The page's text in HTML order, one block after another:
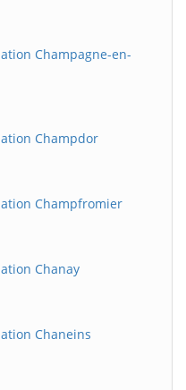
Champagne-en-
Champdor
Champfromier
Chanay
Chaneins